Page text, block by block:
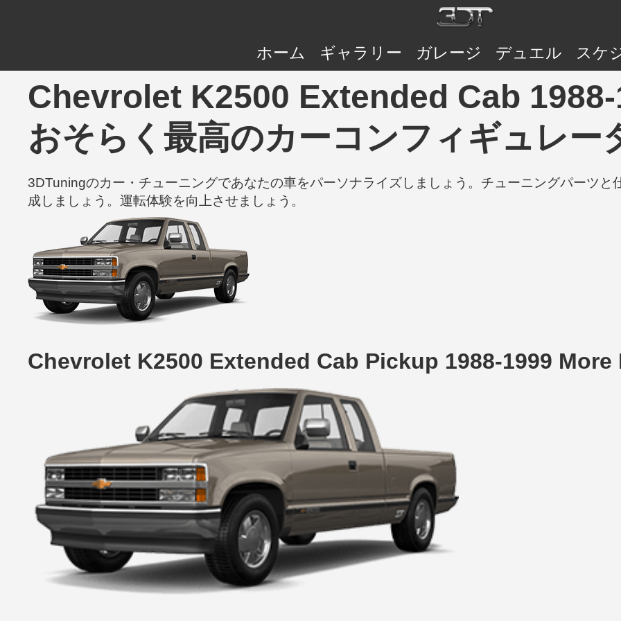
ホーム ギャラリー ガレージ デュエル スケ
Chevrolet K2500 Extended Cab
おそらく最高のカーコンフィギュレー
3DTuningのカー・チューニングであなたの車をパーソナライズしましょう。チューニングパーツ
成しましょう。運転体験を向上させましょう。
Chevrolet K2500 Extended Cab Pickup 1988-1999 More